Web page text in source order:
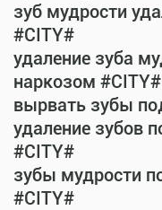
зуб мудрости
#CITY#
удаление зуба
наркозом #CITY#
вырвать зубы
удаление зубов
#CITY#
зубы мудрости
#CITY#